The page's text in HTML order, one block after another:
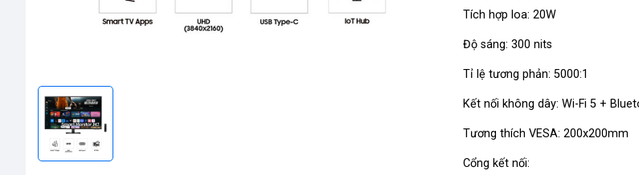
Tích hợp loa: 20W
Độ sáng: 300 nits
Tỉ lệ tương phản: 5000:1
Kết nối không dây: Wi-Fi 5 +
Tương thích VESA: 200x200mm
Cổng kết nối: